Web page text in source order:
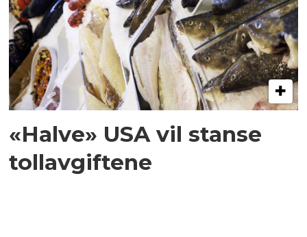
«Halve» USA vil stanse
tollavgiftene